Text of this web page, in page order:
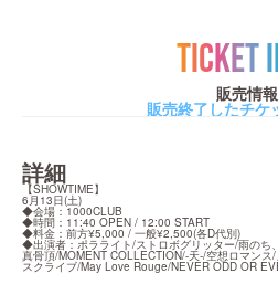
TICKET
販売情報
販売終了したチケ
詳細
【SHOWTIME】
6月13日(土)
◆会場：1000CLUB
◆時間：11:40 OPEN / 12:00 START
◆料金：前方¥5,000 / 一般¥2,500(各D代別)
◆出演者：ポラライト/ストロボグリッター/雨の
真骨頂/MOMENT COLLECTION/-天-/空想ロマン
スクライブ/May Love Rouge/NEVER ODD OR